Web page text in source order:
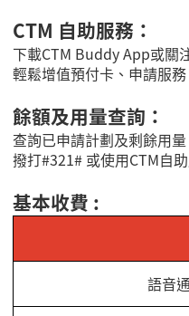
CTM 自助服務：
下載CTM Buddy App或關
輕鬆增值預付卡、申請服
餘額及用量查詢：
查詢已申請計劃及剩餘用
撥打#321# 或使用CTM自
基本收費 :
語音